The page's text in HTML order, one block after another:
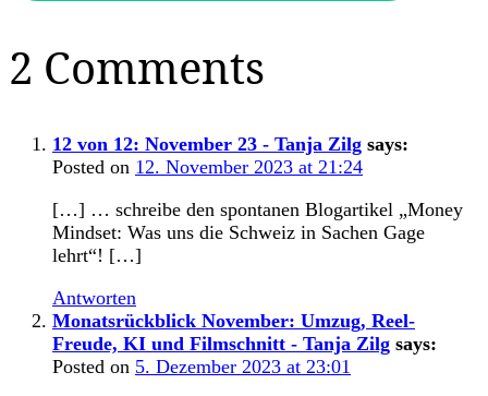
2 Comments
12 von 12: November 23 - Tanja Zilg says:
Posted on 12. November 2023 at 21:24
[…] … schreibe den spontanen Blogartikel „Money
Mindset: Was uns die Schweiz in Sachen Gage
lehrt“! […]
Antworten
Monatsrückblick November: Umzug, Reel-
Freude, KI und Filmschnitt - Tanja Zilg says:
Posted on 5. Dezember 2023 at 23:01